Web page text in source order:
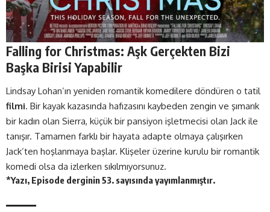
Falling for Christmas: Aşk Gerçekten Bizi
Başka Birisi Yapabilir
Lindsay Lohan’ın yeniden romantik komedilere döndüren o tatil
filmi. Bir kayak kazasında hafızasını kaybeden zengin ve şımarık
bir kadın olan Sierra, küçük bir pansiyon işletmecisi olan Jack ile
tanışır. Tamamen farklı bir hayata adapte olmaya çalışırken
Jack’ten hoşlanmaya başlar. Klişeler üzerine kurulu bir romantik
komedi olsa da izlerken sıkılmıyorsunuz.
*Yazı, Episode derginin53. sayısındayayımlanmıştır.